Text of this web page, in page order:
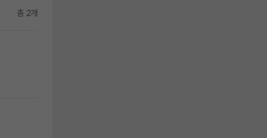
총 2개